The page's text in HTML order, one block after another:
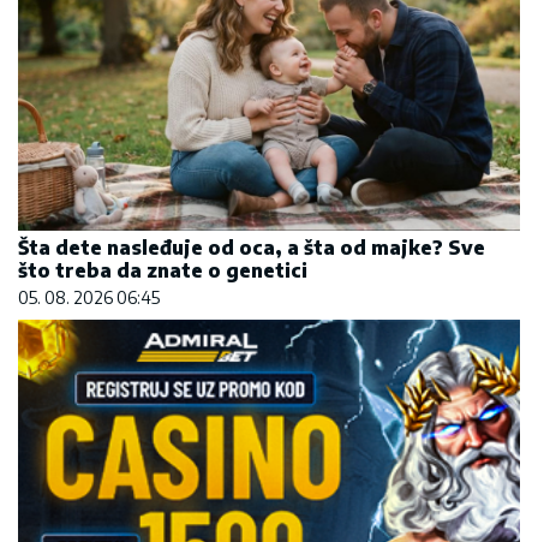
Šta dete nasleđuje od oca, a šta od majke? Sve
što treba da znate o genetici
05. 08. 2026 06:45